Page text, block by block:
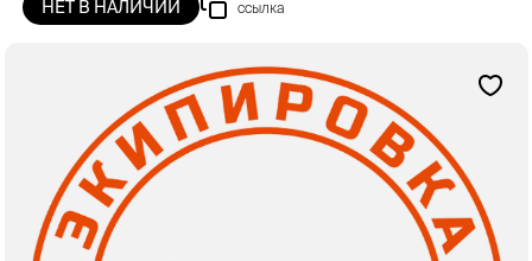
НЕТ В НАЛИЧИИ ссылка